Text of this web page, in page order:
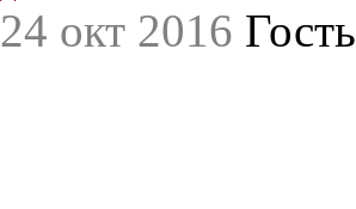
24 окт 2016 Гость